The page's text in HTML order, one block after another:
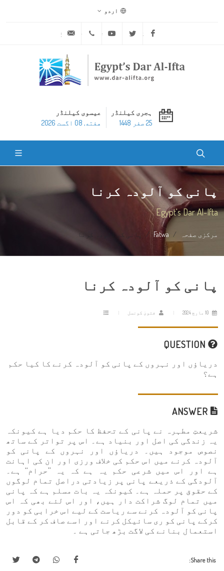
اردو
Facebook
Twitter
Youtube
ہجری کیلنڈر
25 صفر 1448
عیسوی کیلنڈر
هفته, 08 اگست 2026
پانی کو آلودہ کرنا
Egypt's Dar Al-Ifta
مرکزی صفحہ Fatwa پانی کو آلودہ کرنا
پانی کو آلودہ کرنا
فتویٰ کونسل
دریاؤں اور نہروں کے پانی کو آلودہ کرنے کا کیا حکم
ہے؟
شریعتِ مطہرہ نے پانی کے تحفظ کا حکم دیا ہے کیونکہ
یہ زندگی کی اصل اور بنیاد ہے۔ اس پر تواتر کے ساتھ
نصوص موجود ہیں۔ دریاؤں اور نہروں کے پانی کو
آلودہ کرنے میں اس حکم کی خلاف ورزی اور ان کی اہانت
ہے اور اس میں شرعی حکم یہ ہے کہ یہ ’’حرام‘‘ ہے۔
آلودگی کے ذریعے پانی پر زیادتی دراصل تمام لوگوں
کے حقوق پر حملہ ہے۔ کیونکہ یہ بات مسلم ہے کہ پانی
میں تمام لوگ شراکت دار ہیں، اور اس لئے بھی کہ اس
پانی کو آلودہ کرنے سے ریاست کے لیے اس خرابی کو دور
کرکے پانی کو ری سائیکل کرنے اور اسے صاف کر کے قابل
استعمال بنانے کی لاگت بڑھ جاتی ہے ۔
Share this: